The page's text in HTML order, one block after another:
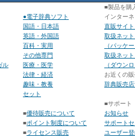
ル
●電子辞典ソフト
国語・日本語
英語・外国語
百科・実用
その他専門
医療・医学
法律・経済
趣味・教養
セット
■優待販売について
■ポイント制度について
■ライセンス販売
■製品を購
インター
直販サイト
取扱ネッ
（パッケ
取扱ネッ
（ダウン
お近くの
辞典販売
■サポート
お知らせ
サポート
ユーザー